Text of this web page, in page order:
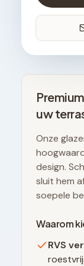
uw
Onze
design.
sluit hem
soepele
Waarom
RVS